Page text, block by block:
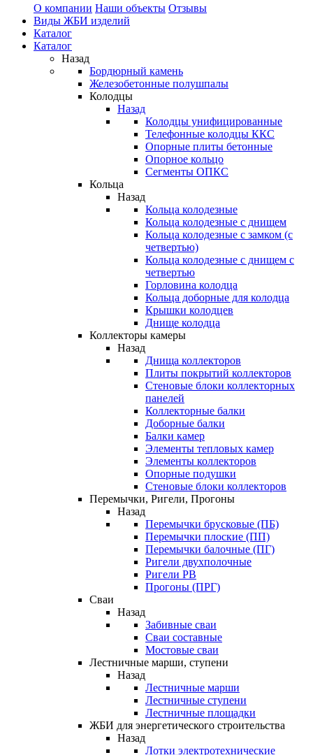
О компании Наши объекты Отзывы
Виды ЖБИ изделий
Каталог
Каталог
Назад
Бордюрный камень
Железобетонные полушпалы
Колодцы
Назад
Колодцы унифицированные
Телефонные колодцы ККС
Опорные плиты бетонные
Опорное кольцо
Сегменты ОПКС
Кольца
Назад
Кольца колодезные
Кольца колодезные с днищем
Кольца колодезные с замком (с
четвертью)
Кольца колодезные с днищем с
четвертью
Горловина колодца
Кольца доборные для колодца
Крышки колодцев
Днище колодца
Коллекторы камеры
Назад
Днища коллекторов
Плиты покрытий коллекторов
Стеновые блоки коллекторных
панелей
Коллекторные балки
Доборные балки
Балки камер
Элементы тепловых камер
Элементы коллекторов
Опорные подушки
Стеновые блоки коллекторов
Перемычки, Ригели, Прогоны
Назад
Перемычки брусковые (ПБ)
Перемычки плоские (ПП)
Перемычки балочные (ПГ)
Ригели двухполочные
Ригели РВ
Прогоны (ПРГ)
Сваи
Назад
Забивные сваи
Сваи составные
Мостовые сваи
Лестничные марши, ступени
Назад
Лестничные марши
Лестничные ступени
Лестничные площадки
ЖБИ для энергетического строительства
Назад
Лотки электротехнические